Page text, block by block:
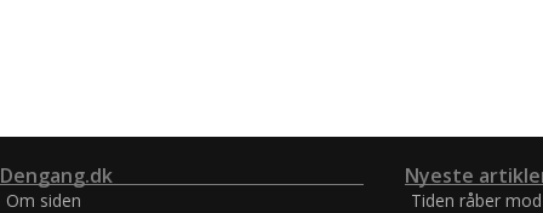
Dengang.dk
Om siden
Nyeste
Tiden råber